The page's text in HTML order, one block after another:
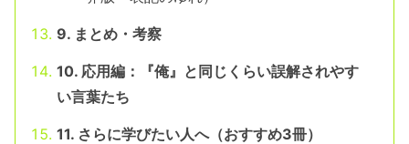
9. まとめ・考察
10. 応用編：『俺』と同じくらい誤解されやす
い言葉たち
11. さらに学びたい人へ（おすすめ3冊）